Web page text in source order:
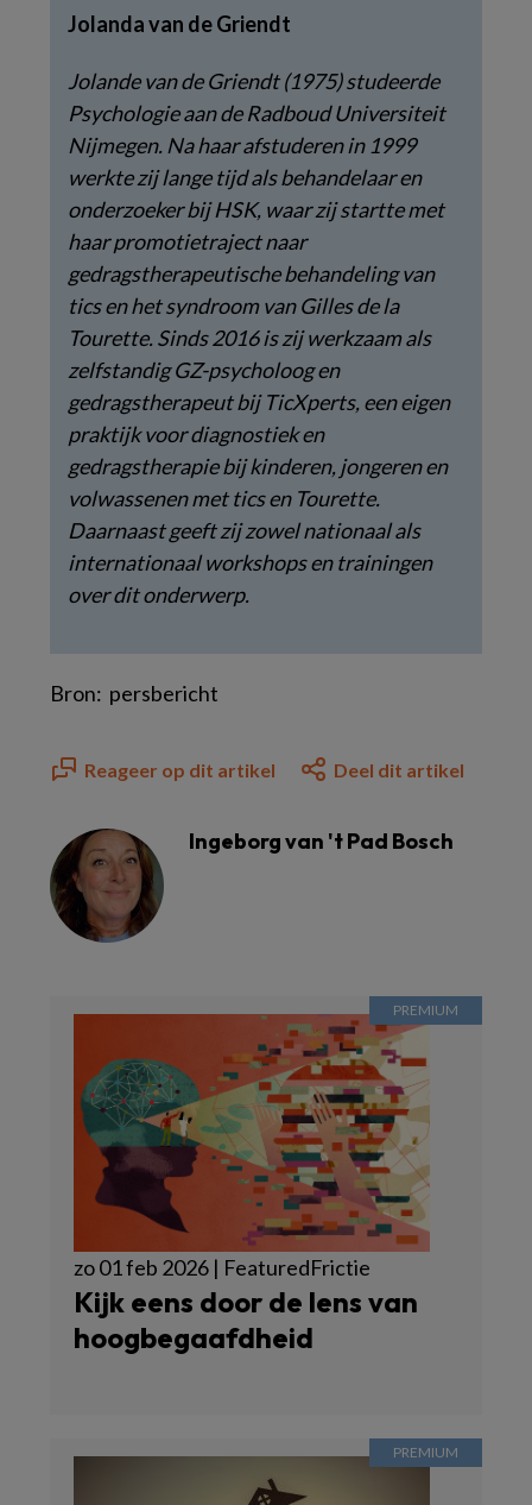
Jolanda van de Griendt
Jolande van de Griendt (1975) studeerde
Psychologie aan de Radboud Universiteit
Nijmegen. Na haar afstuderen in 1999
werkte zij lange tijd als behandelaar en
onderzoeker bij HSK, waar zij startte met
haar promotietraject naar
gedragstherapeutische behandeling van
tics en het syndroom van Gilles de la
Tourette. Sinds 2016 is zij werkzaam als
zelfstandig GZ-psycholoog en
gedragstherapeut bij TicXperts, een eigen
praktijk voor diagnostiek en
gedragstherapie bij kinderen, jongeren en
volwassenen met tics en Tourette.
Daarnaast geeft zij zowel nationaal als
internationaal workshops en trainingen
over dit onderwerp.
Bron: persbericht
Reageer op dit artikel Deel dit artikel
Ingeborg van 't Pad Bosch
zo 01 feb 2026 | FeaturedFrictie
Kijk eens door de lens van
hoogbegaafdheid